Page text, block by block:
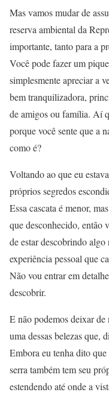
Mas vamos mudar de
reserva ambiental da
importante, tanto para a
Você pode fazer um
simplesmente apreciar a
bem tranquilizadora,
de amigos ou família. Aí
porque você sente que a
como é?
Voltando ao que eu
próprios segredos
Essa cascata é menor,
que desconhecido, então
de estar descobrindo
experiência pessoal que
Não vou entrar em
descobrir.
E não podemos deixar
uma dessas belezas que,
Embora eu tenha dito
serra também tem seu
estendendo até onde a